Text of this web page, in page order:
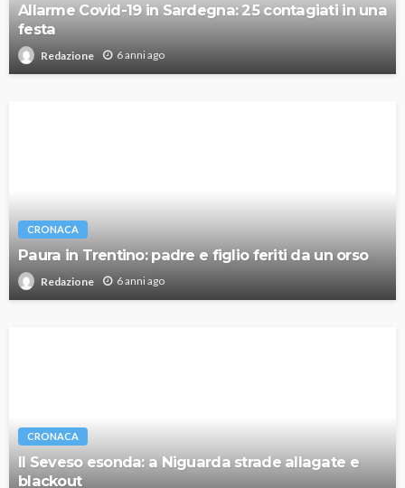
Allarme Covid-19 in Sardegna: 25 contagiati in una
festa
Redazione 6 anni ago
CRONACA
Paura in Trentino: padre e figlio feriti da un orso
Redazione 6 anni ago
CRONACA
Il Seveso esonda: a Niguarda strade allagate e
blackout